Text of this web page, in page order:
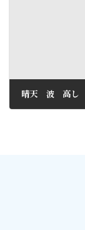
晴天 波 高し